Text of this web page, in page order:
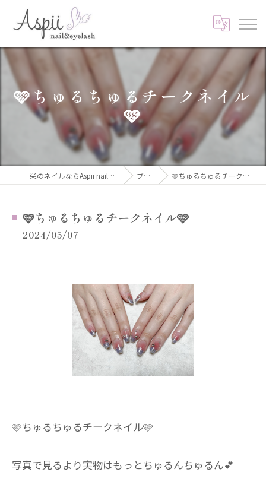
🩷ちゅるちゅるチークネイル
🩷
栄のネイルならAspii nail&eyelash ブログ 🩷ちゅるちゅるチークネイル🩷
🩷ちゅるちゅるチークネイル🩷
2024/05/07
🩷ちゅるちゅるチークネイル🩷
写真で見るより実物はもっとちゅるんちゅるん💕